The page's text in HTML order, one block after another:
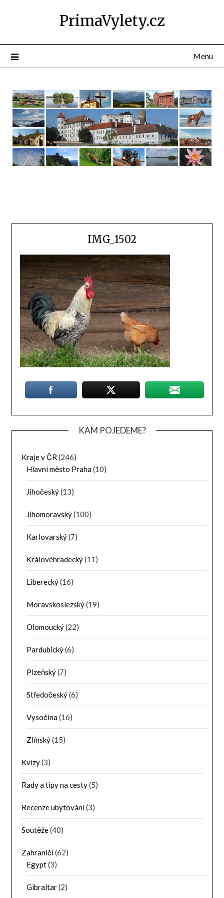
PrimaVylety.cz
Menu
IMG_1502
KAM POJEDEME?
Kraje v ČR (246)
Hlavní město Praha(10)
Jihočeský(13)
Jihomoravský(100)
Karlovarský(7)
Královéhradecký(11)
Liberecký(16)
Moravskoslezský(19)
Olomoucký(22)
Pardubický(6)
Plzeňský(7)
Středočeský(6)
Vysočina(16)
Zlínský(15)
Kvízy(3)
Rady a tipy na cesty(5)
Recenze ubytování(3)
Soutěže(40)
Zahraničí(62)
Egypt(3)
Gibraltar(2)